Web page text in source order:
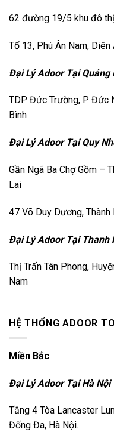
62 đường 19/5 khu đô
Tổ 13, Phú Ân Nam, Diên
Đại Lý Adoor Tại Quảng
TDP Đức Trường, P. Đức
Bình
Đại Lý Adoor Tại Quy
Gần Ngã Ba Chợ Gồm –
Lai
47 Võ Duy Dương,
Đại Lý Adoor Tại Thanh
Thị Trấn Tân Phong,
Nam
HỆ THỐNG ADOOR
Miền Bắc
Đại Lý Adoor Tại Hà Nội
Tầng 4 Tòa Lancaster
Đống Đa, Hà Nội.